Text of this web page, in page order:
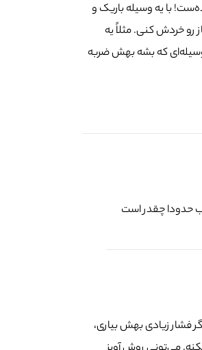
با یه وسیله باریک و
رو خردش کنی. مثلاً یه
که بشه بهش ضربه
حدودا چقدر است
فشار زیادی بهش بیاری،